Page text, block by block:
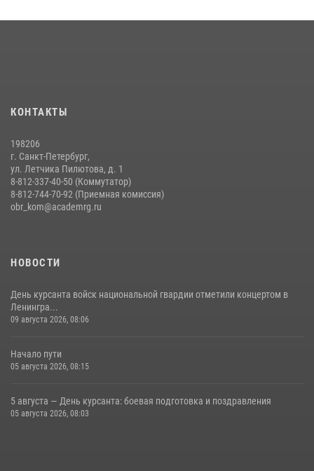
КОНТАКТЫ
198206
г. Санкт-Петербург,
ул. Летчика Пилютова, д. 1
8-812-337-40-50 (Коммутатор)
8-812-744-70-92 (Приемная комиссия)
obr_kom@academrg.ru
НОВОСТИ
День курсанта войск национальной гвардии отметили концертом в
Ленингра...
09 августа 2026, 08:06
Начало пути
05 августа 2026, 08:15
5 августа — День курсанта: боевая подготовка и поздравления
05 августа 2026, 08:03